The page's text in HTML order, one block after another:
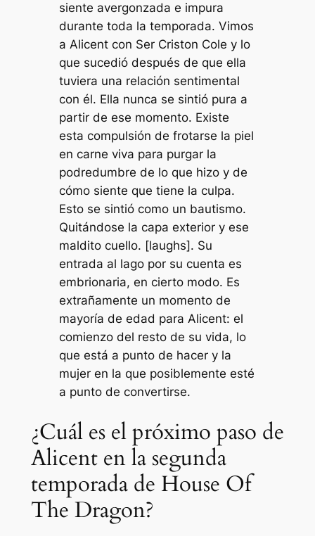
siente avergonzada e impura
durante toda la temporada. Vimos
a Alicent con Ser Criston Cole y lo
que sucedió después de que ella
tuviera una relación sentimental
con él. Ella nunca se sintió pura a
partir de ese momento. Existe
esta compulsión de frotarse la piel
en carne viva para purgar la
podredumbre de lo que hizo y de
cómo siente que tiene la culpa.
Esto se sintió como un bautismo.
Quitándose la capa exterior y ese
maldito cuello. [laughs]. Su
entrada al lago por su cuenta es
embrionaria, en cierto modo. Es
extrañamente un momento de
mayoría de edad para Alicent: el
comienzo del resto de su vida, lo
que está a punto de hacer y la
mujer en la que posiblemente esté
a punto de convertirse.
¿Cuál es el próximo paso de
Alicent en la segunda
temporada de House Of
The Dragon?